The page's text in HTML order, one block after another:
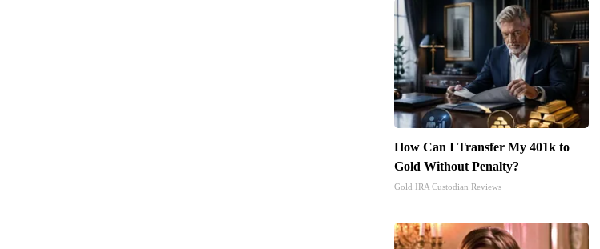
How Can I Transfer My 401k to
Gold Without Penalty?
Gold IRA Custodian Reviews